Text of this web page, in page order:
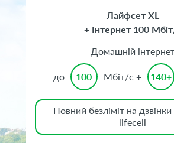
Лайфсет XL
+ Інтернет 100
Домашній
до 100 Мбіт/с + 140+
Повний безліміт на
lifecell